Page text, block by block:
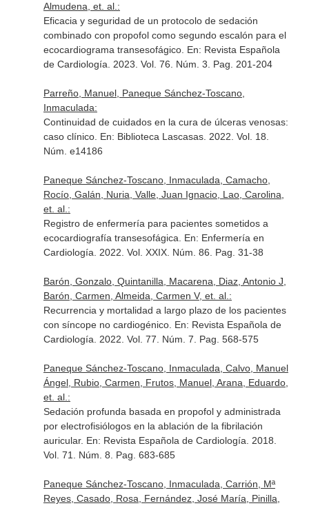
Almudena, et. al.:
Eficacia y seguridad de un protocolo de sedación
combinado con propofol como segundo escalón para el
ecocardiograma transesofágico. En: Revista Española
de Cardiología . 2023. Vol. 76. Núm. 3. Pag. 201-204
Parreño, Manuel, Paneque Sánchez-Toscano,
Inmaculada:
Continuidad de cuidados en la cura de úlceras venosas:
caso clínico. En: Biblioteca Lascasas. 2022. Vol. 18.
Núm. e14186
Paneque Sánchez-Toscano, Inmaculada, Camacho,
Rocío, Galán, Nuria, Valle, Juan Ignacio, Lao, Carolina,
et. al.:
Registro de enfermería para pacientes sometidos a
ecocardiografía transesofágica. En: Enfermería en
Cardiología . 2022. Vol. XXIX. Núm. 86. Pag. 31-38
Barón, Gonzalo, Quintanilla, Macarena, Diaz, Antonio J,
Barón, Carmen, Almeida, Carmen V, et. al.:
Recurrencia y mortalidad a largo plazo de los pacientes
con síncope no cardiogénico. En: Revista Española de
Cardiología . 2022. Vol. 77. Núm. 7. Pag. 568-575
Paneque Sánchez-Toscano, Inmaculada, Calvo, Manuel
Ángel, Rubio, Carmen, Frutos, Manuel, Arana, Eduardo,
et. al.:
Sedación profunda basada en propofol y administrada
por electrofisiólogos en la ablación de la fibrilación
auricular. En: Revista Española de Cardiología . 2018.
Vol. 71. Núm. 8. Pag. 683-685
Paneque Sánchez-Toscano, Inmaculada, Carrión, Mª
Reyes, Casado, Rosa, Fernández, José María, Pinilla,